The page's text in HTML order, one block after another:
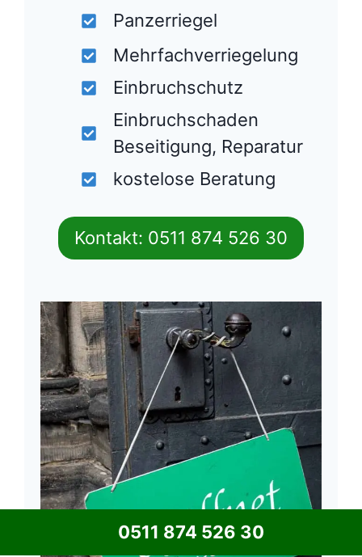
Panzerriegel
Mehrfachverriegelung
Einbruchschutz
Einbruchschaden
Beseitigung, Reparatur
kostelose Beratung
Kontakt: 0511 874 526 30
0511 874 526 30